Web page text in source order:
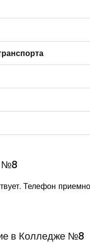
№8
Телефон
в Колледже №8